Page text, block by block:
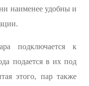
наименее удобны и
подключается к
подается в их под
этого, пар также